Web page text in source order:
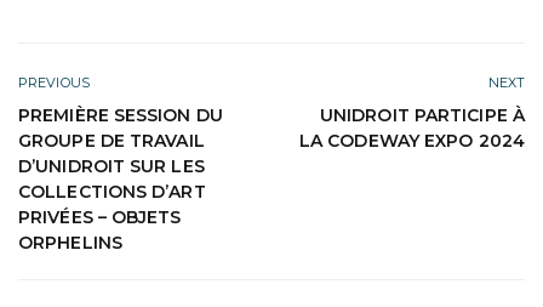
PREVIOUS
PREMIÈRE SESSION DU
GROUPE DE TRAVAIL
D’UNIDROIT SUR LES
COLLECTIONS D’ART
PRIVÉES – OBJETS
ORPHELINS
NEXT
UNIDROIT PARTICIPE À
LA CODEWAY EXPO 2024